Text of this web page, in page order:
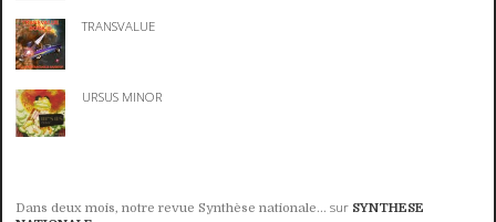
TRANSVALUE
URSUS MINOR
Dans deux mois, notre revue Synthèse nationale... sur SYNTHESE